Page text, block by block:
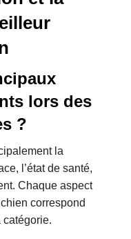
lors des
?
la
l’état de santé,
Chaque aspect
correspond
catégorie.